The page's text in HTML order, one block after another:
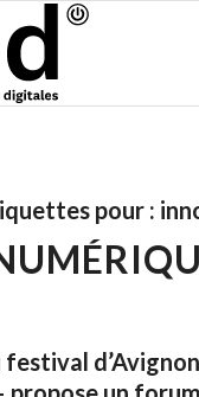
pour :
festival